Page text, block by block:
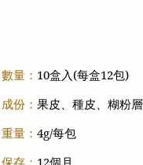
數量： 10盒入(每盒12包)
成份： 果皮、種皮、糊粉層
重量： 4g/每包
保存： 12個月